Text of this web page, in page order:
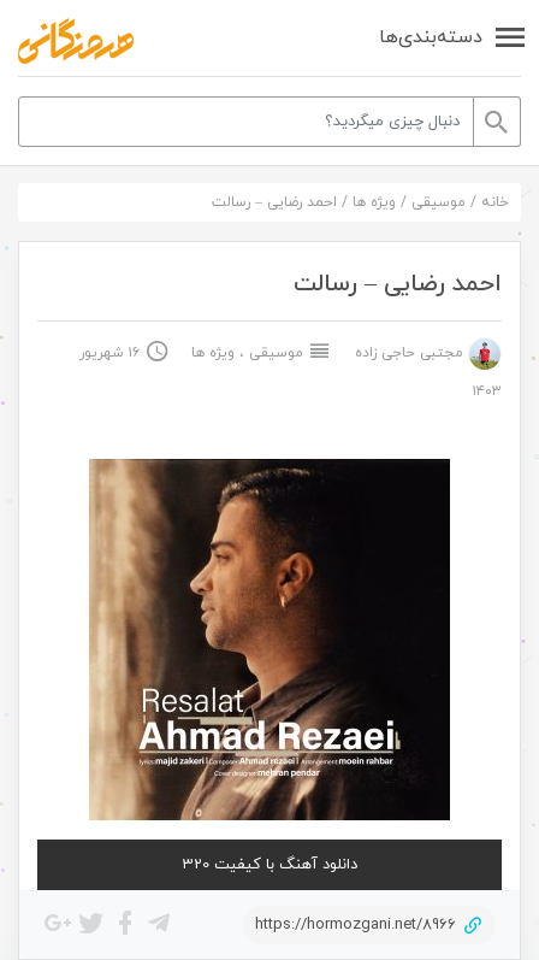
دسته‌بندی‌ها
خانه / موسیقی / ویژه ها / احمد رضایی – رسالت
احمد رضایی – رسالت
مجتبی حاجی زاده موسیقی ، ویژه ها
۱۶ شهریور
۱۴۰۳
دانلود آهنگ با کیفیت 320
https://hormozgani.net/8966